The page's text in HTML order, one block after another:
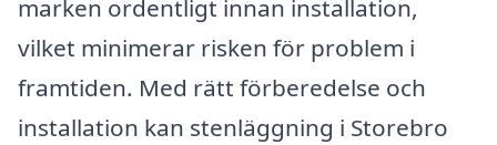
marken ordentligt innan installation,
vilket minimerar risken för problem i
framtiden. Med rätt förberedelse och
installation kan stenläggning i Storebro